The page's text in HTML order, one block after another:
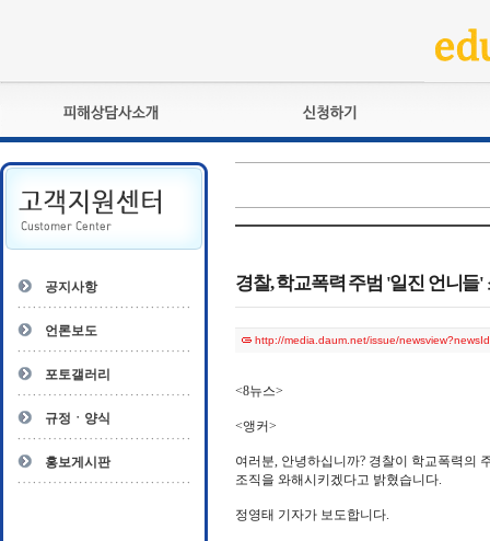
피해상담사란?
자격관리규정
상담사 자격증 확인
- 피해상담사 1급
- 전문수련감독자
- 전문수련기관
교육훈련
자격복원
공지사항
언론보도
포토갤러리
규정ㆍ양식
홍보게시판
경찰, 학교폭력 주범 '일진 언니들'
http://media.daum.net/issue/
<8뉴스>
<앵커>
여러분, 안녕하십니까? 경찰이 학교폭력의
조직을 와해시키겠다고 밝혔습니다.
정영태 기자가 보도합니다.